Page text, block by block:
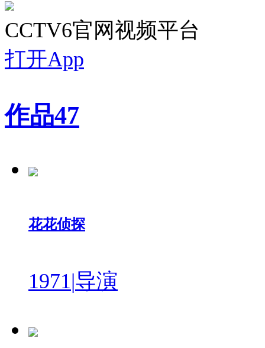
CCTV6官网视频平台
打开App
作品47
花花侦探
1971|导演